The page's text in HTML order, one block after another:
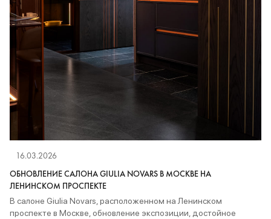
16.03.2026
ОБНОВЛЕНИЕ САЛОНА GIULIA NOVARS В МОСКВЕ НА
ЛЕНИНСКОМ ПРОСПЕКТЕ
В салоне Giulia Novars, расположенном наЛенинском
проспекте в Москве, обновление экспозиции, достойное